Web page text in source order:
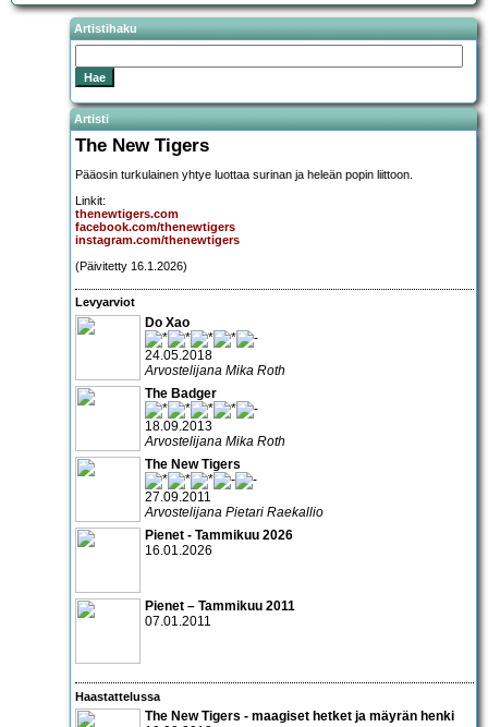
Artistihaku
Artisti
The New Tigers
Pääosin turkulainen yhtye luottaa surinan ja heleän popin liittoon.
Linkit:
thenewtigers.com
facebook.com/thenewtigers
instagram.com/thenewtigers
(Päivitetty 16.1.2026)
Levyarviot
Do Xao
24.05.2018
Arvostelijana Mika Roth
The Badger
18.09.2013
Arvostelijana Mika Roth
The New Tigers
27.09.2011
Arvostelijana Pietari Raekallio
Pienet - Tammikuu 2026
16.01.2026
Pienet – Tammikuu 2011
07.01.2011
Haastattelussa
The New Tigers - maagiset hetket ja mäyrän henki